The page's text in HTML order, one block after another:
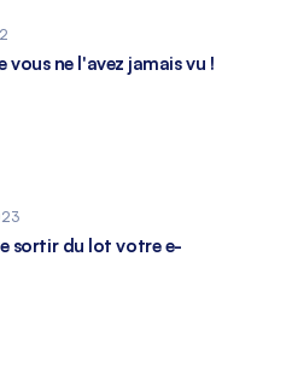
vous ne l'avez jamais vu !
sortir du lot votre e-